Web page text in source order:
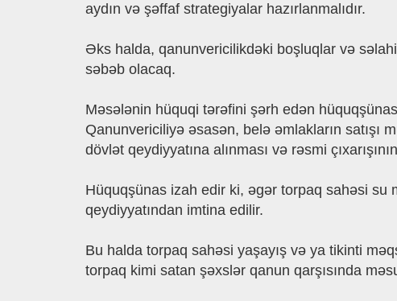
aydın və şəffaf strategiyalar hazırlanmalıdır.
Əks halda, qanunvericilikdəki boşluqlar və
səbəb olacaq.
Məsələnin hüquqi tərəfini şərh edən
Qanunvericiliyə əsasən, belə əmlakların satışı
dövlət qeydiyyatına alınması və rəsmi
Hüquqşünas izah edir ki, əgər torpaq sahəsi su
qeydiyyatından imtina edilir.
Bu halda torpaq sahəsi yaşayış və ya tikinti
torpaq kimi satan şəxslər qanun qarşısında